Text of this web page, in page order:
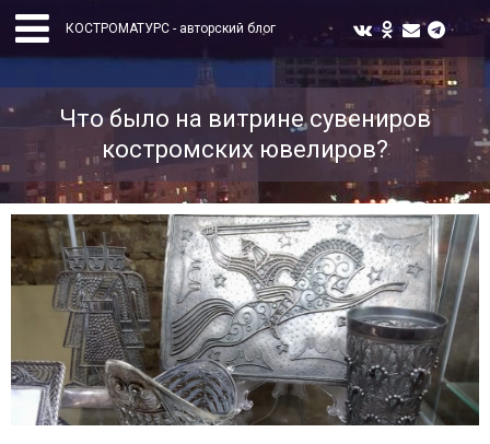
КОСТРОМАТУРС - авторский блог
Что было на витрине сувениров
костромских ювелиров?